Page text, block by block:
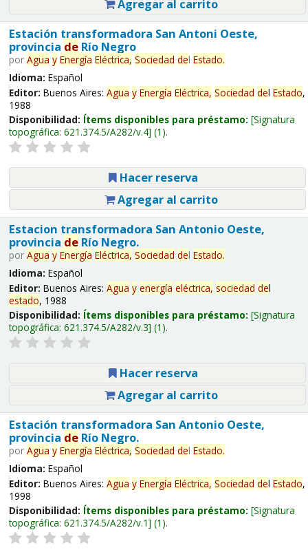
Agregar al carrito
Estación transformadora San Antoni Oeste,
provincia deRío Negro
por Agua y Energía Eléctrica, Sociedad del Estado.
Idioma: Español
Editor: Buenos Aires: Agua y Energía Eléctrica, Sociedad del Estado,
1988
Disponibilidad: Ítems disponibles para préstamo: Signatura
topográfica: 621.374.5/A282/v.4 (1).
Hacer reserva
Agregar al carrito
Estacion transformadora San Antonio Oeste,
provincia deRío Negro.
por Agua y Energía Eléctrica, Sociedad del Estado.
Idioma: Español
Editor: Buenos Aires: Agua y energía eléctrica, sociedad del
estado, 1988
Disponibilidad: Ítems disponibles para préstamo: Signatura
topográfica: 621.374.5/A282/v.3 (1).
Hacer reserva
Agregar al carrito
Estación transformadora San Antonio Oeste,
provincia deRío Negro.
por Agua y Energía Eléctrica, Sociedad del Estado.
Idioma: Español
Editor: Buenos Aires: Agua y Energía Eléctrica, Sociedad del Estado,
1998
Disponibilidad: Ítems disponibles para préstamo: Signatura
topográfica: 621.374.5/A282/v.1 (1).